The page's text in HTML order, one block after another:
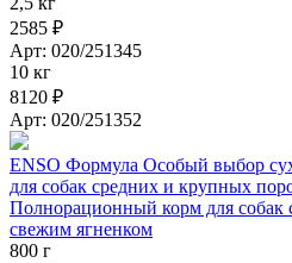
2585 ₽
Арт: 020/251345
10 кг
8120 ₽
Арт: 020/251352
ENSO Формула Особый выбор
для собак средних и крупных
Полнорационный корм для собак
свежим ягненком
800 г